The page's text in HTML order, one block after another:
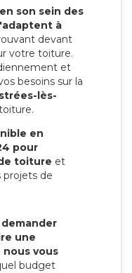
son sein des
à
devant
votre toiture.
et
besoins sur la
lès-
en
pour
toiture et
projets de
une
nous vous
budget